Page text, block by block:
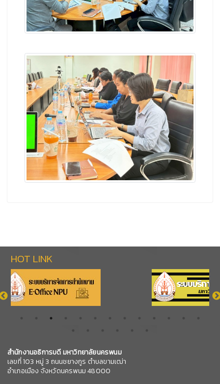
HOT LINK
สำนักงานอธิการบดี มหาวิทยาลัยนครพนม
เลขที่ 103 หมู่ 3 ถนนชยางกูร ตำบลขามเฒ่า
อำเภอเมือง จังหวัดนครพนม 48000